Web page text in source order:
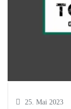
25. Mai 2023